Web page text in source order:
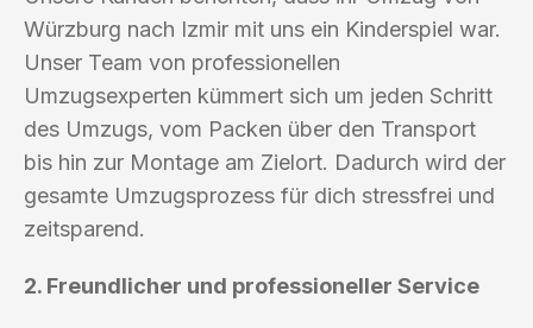
Würzburg nach Izmir mit uns ein Kinderspiel war.
Unser Team von professionellen
Umzugsexperten kümmert sich um jeden Schritt
des Umzugs, vom Packen über den Transport
bis hin zur Montage am Zielort. Dadurch wird der
gesamte Umzugsprozess für dich stressfrei und
zeitsparend.
2. Freundlicher und professioneller Service